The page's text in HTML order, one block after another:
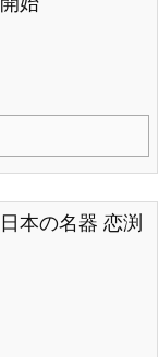
本の名器 恋渕